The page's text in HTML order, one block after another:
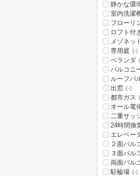
静かな環
室内洗濯
フローリ
ロフト付
メゾネッ
専用庭 (-)
ベランダ
バルコニ
ルーフバ
出窓 (-)
都市ガス
オール電
二重サッ
24時間換
エレベー
２面バル
３面バル
両面バル
駐輪場 (-)